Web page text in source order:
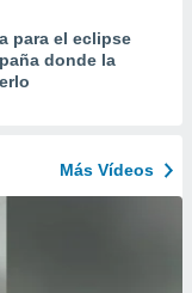
para el eclipse
donde la
Más Vídeos